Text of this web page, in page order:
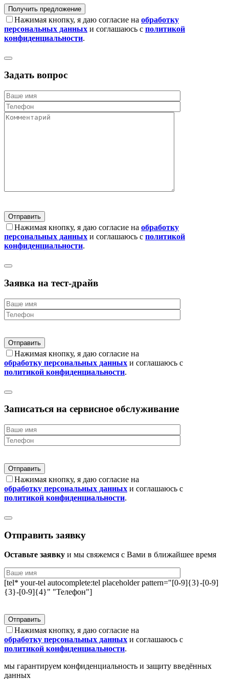
Нажимая кнопку, я даю согласие на обработку
персональных данных и соглашаюсь с политикой
конфиденциальности.
Задать вопрос
Нажимая кнопку, я даю согласие на обработку
персональных данных и соглашаюсь с политикой
конфиденциальности.
Заявка на тест-драйв
Нажимая кнопку, я даю согласие на
обработку персональных данных и соглашаюсь с
политикой конфиденциальности.
Записаться на сервисное обслуживание
Нажимая кнопку, я даю согласие на
обработку персональных данных и соглашаюсь с
политикой конфиденциальности.
Отправить заявку
Оставьте заявку и мы свяжемся с Вами в ближайшее время
[tel* your-tel autocomplete:tel placeholder pattern="[0-9]{3}-[0-9]
{3}-[0-9]{4}" "Телефон"]
Нажимая кнопку, я даю согласие на
обработку персональных данных и соглашаюсь с
политикой конфиденциальности.
мы гарантируем конфиденциальность и защиту введённых
данных